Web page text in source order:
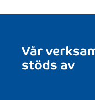
Vår
stöds av